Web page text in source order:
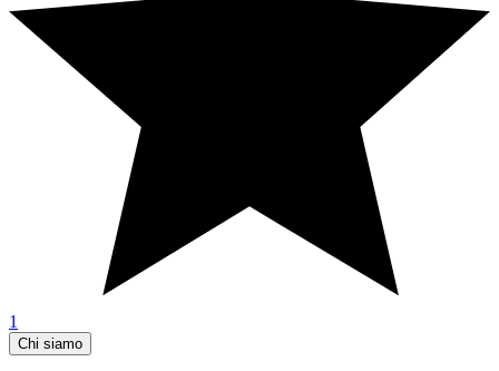
1
Chi siamo